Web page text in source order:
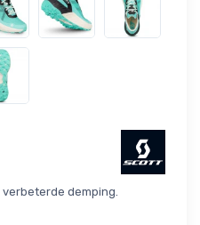
demping.